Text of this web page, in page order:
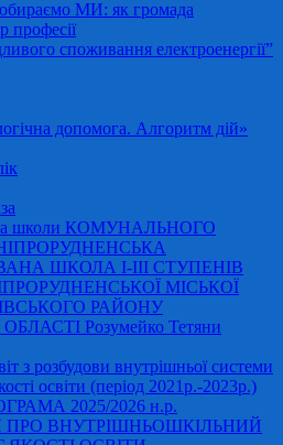
МИ: як громада
професії
споживання електроенергії”
допомога. Алгоритм дій»
школи КОМУНАЛЬНОГО
ШКОЛА І-ІІІ СТУПЕНІВ
МІСЬКОЇ
РАЙОНУ
Розумейко Тетяни
з розбудови внутрішньої системи
освіти (період 2021р.-2023р.)
2025/2026 н.р.
ВНУТРІШНЬОШКІЛЬНИЙ